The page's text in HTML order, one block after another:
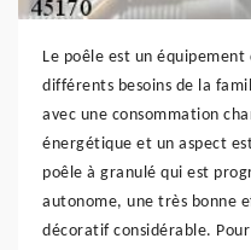
Le poêle est un
différents besoins de la
avec une consommation
énergétique et un aspect
poêle à granulé qui est
autonome, une très bonne
décoratif considérable.